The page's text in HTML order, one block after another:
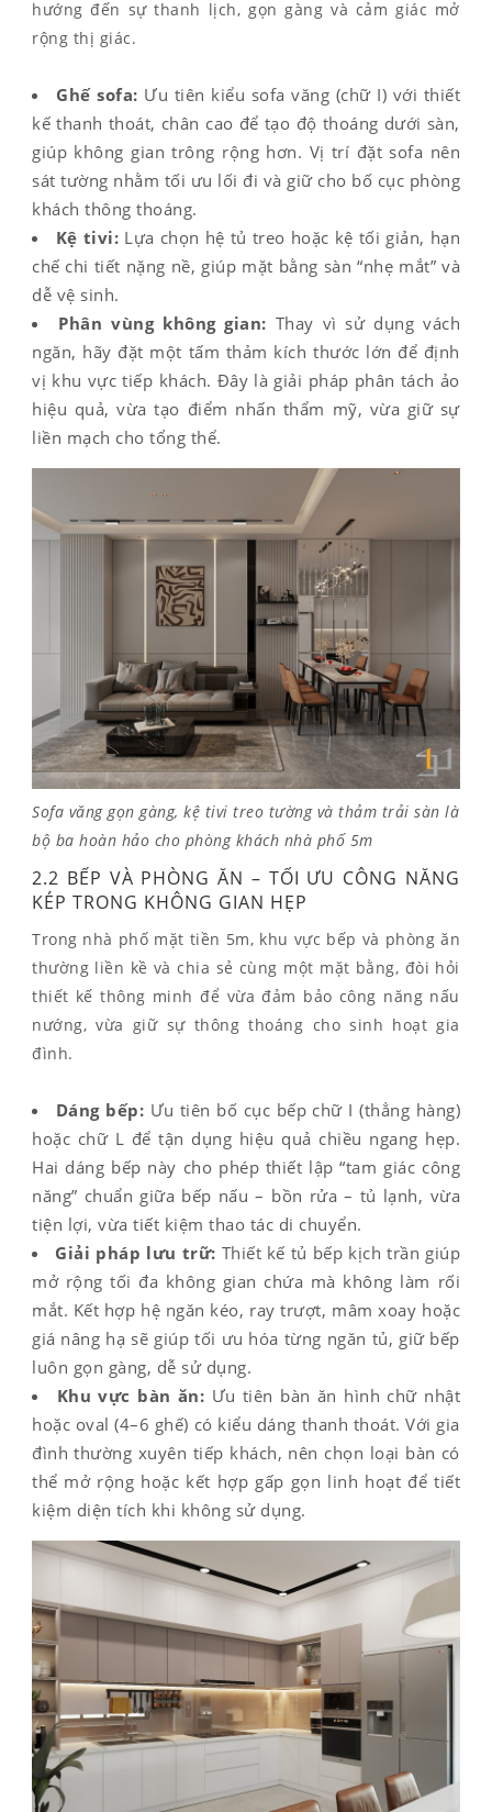
hướng đến sự thanh lịch, gọn gàng và cảm giác mở
rộng thị giác.
Ghế sofa: Ưu tiên kiểu sofa văng (chữ I) với thiết
kế thanh thoát, chân cao để tạo độ thoáng dưới sàn,
giúp không gian trông rộng hơn. Vị trí đặt sofa nên
sát tường nhằm tối ưu lối đi và giữ cho bố cục phòng
khách thông thoáng.
Kệ tivi: Lựa chọn hệ tủ treo hoặc kệ tối giản, hạn
chế chi tiết nặng nề, giúp mặt bằng sàn “nhẹ mắt” và
dễ vệ sinh.
Phân vùng không gian: Thay vì sử dụng vách
ngăn, hãy đặt một tấm thảm kích thước lớn để định
vị khu vực tiếp khách. Đây là giải pháp phân tách ảo
hiệu quả, vừa tạo điểm nhấn thẩm mỹ, vừa giữ sự
liền mạch cho tổng thể.
Sofa văng gọn gàng, kệ tivi treo tường và thảm trải sàn là
bộ ba hoàn hảo cho phòng khách nhà phố 5m
2.2 BẾP VÀ PHÒNG ĂN – TỐI ƯU CÔNG NĂNG
KÉP TRONG KHÔNG GIAN HẸP
Trong nhà phố mặt tiền 5m, khu vực bếp và phòng ăn
thường liền kề và chia sẻ cùng một mặt bằng, đòi hỏi
thiết kế thông minh để vừa đảm bảo công năng nấu
nướng, vừa giữ sự thông thoáng cho sinh hoạt gia
đình.
Dáng bếp: Ưu tiên bố cục bếp chữ I (thẳng hàng)
hoặc chữ L để tận dụng hiệu quả chiều ngang hẹp.
Hai dáng bếp này cho phép thiết lập “tam giác công
năng” chuẩn giữa bếp nấu – bồn rửa – tủ lạnh, vừa
tiện lợi, vừa tiết kiệm thao tác di chuyển.
Giải pháp lưu trữ: Thiết kế tủ bếp kịch trần giúp
mở rộng tối đa không gian chứa mà không làm rối
mắt. Kết hợp hệ ngăn kéo, ray trượt, mâm xoay hoặc
giá nâng hạ sẽ giúp tối ưu hóa từng ngăn tủ, giữ bếp
luôn gọn gàng, dễ sử dụng.
Khu vực bàn ăn: Ưu tiên bàn ăn hình chữ nhật
hoặc oval (4–6 ghế) có kiểu dáng thanh thoát. Với gia
đình thường xuyên tiếp khách, nên chọn loại bàn có
thể mở rộng hoặc kết hợp gấp gọn linh hoạt để tiết
kiệm diện tích khi không sử dụng.